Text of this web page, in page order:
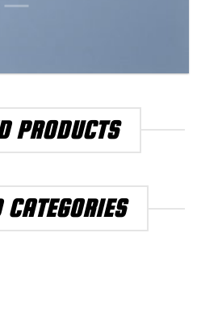
PRODUCTS
CATEGORIES